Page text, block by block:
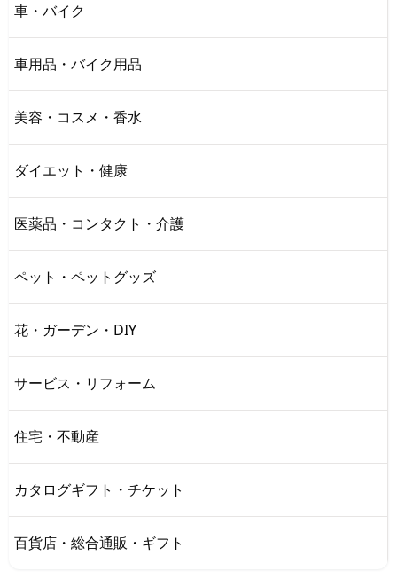
車・バイク
車用品・バイク用品
美容・コスメ・香水
ダイエット・健康
医薬品・コンタクト・介護
ペット・ペットグッズ
花・ガーデン・DIY
サービス・リフォーム
住宅・不動産
カタログギフト・チケット
百貨店・総合通販・ギフト